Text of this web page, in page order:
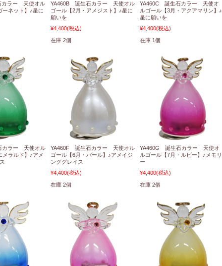
カラー 天使オル
ーネット】♪星に
YA460B 誕生石カラー 天使オル
ゴール【2月・アメジスト】♪星に
願いを
¥4,400(税込)
在庫 2個
YA460C 誕生石カラー 天使オ
ルゴール【3月・アクアマリン】♪
星に願いを
¥4,400(税込)
在庫 1個
カラー 天使オル
メラルド】♪アメ
YA460F 誕生石カラー 天使オル
ゴール【6月・パール】♪アメイジ
ンググレイス
¥4,400(税込)
在庫 2個
YA460G 誕生石カラー 天使オ
ルゴール【7月・ルビー】♪メモリ
ー
¥4,400(税込)
在庫 2個